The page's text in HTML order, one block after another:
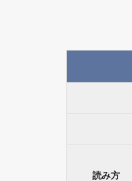
読み方